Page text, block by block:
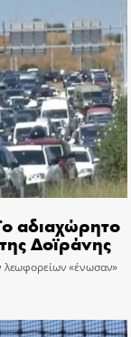
αδιαχώρητο
Δοϊράνης
λεωφορείων «ένωσαν»